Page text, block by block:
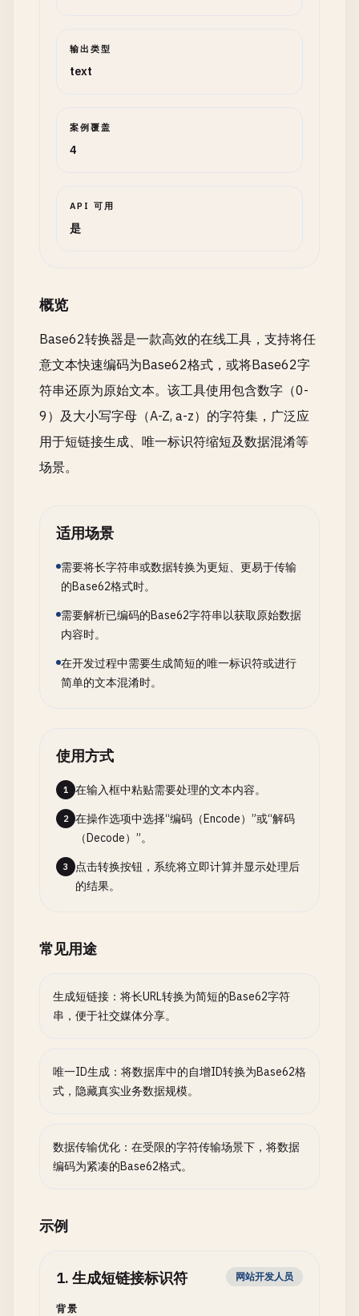
输出类型
text
案例覆盖
4
API 可用
是
概览
Base62转换器是一款高效的在线工具，支持将任
意文本快速编码为Base62格式，或将Base62字
符串还原为原始文本。该工具使用包含数字（0-
9）及大小写字母（A-Z, a-z）的字符集，广泛应
用于短链接生成、唯一标识符缩短及数据混淆等
场景。
适用场景
需要将长字符串或数据转换为更短、更易于传输
的Base62格式时。
需要解析已编码的Base62字符串以获取原始数据
内容时。
在开发过程中需要生成简短的唯一标识符或进行
简单的文本混淆时。
使用方式
1 在输入框中粘贴需要处理的文本内容。
2
在操作选项中选择“编码（Encode）”或“解码
（Decode）”。
3
点击转换按钮，系统将立即计算并显示处理后
的结果。
常见用途
生成短链接：将长URL转换为简短的Base62字符
串，便于社交媒体分享。
唯一ID生成：将数据库中的自增ID转换为Base62格
式，隐藏真实业务数据规模。
数据传输优化：在受限的字符传输场景下，将数据
编码为紧凑的Base62格式。
示例
1. 生成短链接标识符 网站开发人员
背景